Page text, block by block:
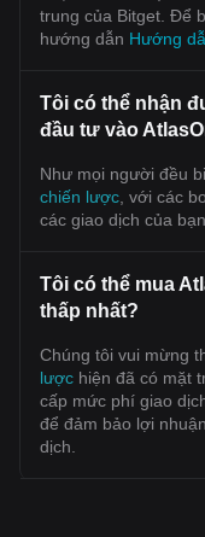
trung của Bitget. Để
hướng dẫn Hướng
Tôi có thể nhận
đầu tư vào
Như mọi người đều
chiến lược , với các
các giao dịch của
Tôi có thể mua
thấp nhất?
Chúng tôi vui mừng
lược hiện đã có mặt
cấp mức phí giao
để đảm bảo lợi
dịch.